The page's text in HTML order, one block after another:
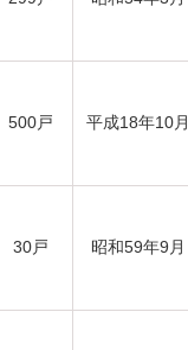
500戸 平成18年10月
30戸 昭和59年9月